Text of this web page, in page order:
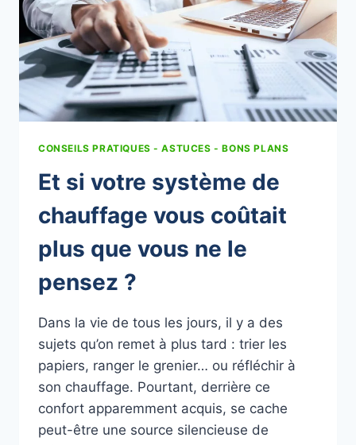
CONSEILS PRATIQUES - ASTUCES - BONS PLANS
Et si votre système de
chauffage vous coûtait
plus que vous ne le
pensez ?
Dans la vie de tous les jours, il y a des
sujets qu’on remet à plus tard : trier les
papiers, ranger le grenier… ou réfléchir à
son chauffage. Pourtant, derrière ce
confort apparemment acquis, se cache
peut-être une source silencieuse de